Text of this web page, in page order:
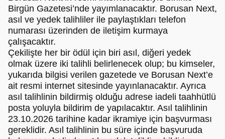
Birgün Gazetesi’nde yayımlanacaktır. Borusan Next,
asıl ve yedek talihliler ile paylaştıkları telefon
numarası üzerinden de iletişim kurmaya
çalışacaktır.
Çekilişte her bir ödül için biri asıl, diğeri yedek
olmak üzere iki talihli belirlenecek olup; bu kimseler,
yukarıda bilgisi verilen gazetede ve Borusan Next’e
ait resmi internet sitesinde yayınlanacaktır. Ayrıca
asıl talihlinin bildirmiş olduğu adrese iadeli taahhütlü
posta yoluyla bildirim de yapılacaktır. Asıl talihlinin
23.10.2026 tarihine kadar ikramiye için başvurması
gereklidir. Asıl talihlinin bu süre içinde başvuruda